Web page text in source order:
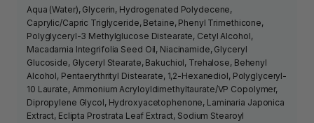
Aqua (Water), Glycerin, Hydrogenated Polydecene,
Caprylic/Capric Triglyceride, Betaine, Phenyl Trimethicone,
Polyglyceryl-3 Methylglucose Distearate, Cetyl Alcohol,
Macadamia Integrifolia Seed Oil, Niacinamide, Glyceryl
Glucoside, Glyceryl Stearate, Bakuchiol, Trehalose, Behenyl
Alcohol, Pentaerythrityl Distearate, 1,2-Hexanediol, Polyglyceryl-
10 Laurate, Ammonium Acryloyldimethyltaurate/VP Copolymer,
Dipropylene Glycol, Hydroxyacetophenone, Laminaria Japonica
Extract, Eclipta Prostrata Leaf Extract, Sodium Stearoyl